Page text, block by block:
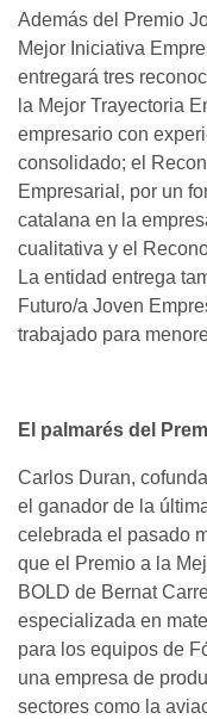
Además del Premio
Mejor Iniciativa
entregará tres
la Mejor Trayectoria
empresario con
consolidado; el
Empresarial, por un
catalana en la
cualitativa y el
La entidad entrega
Futuro/a Joven
trabajado para
El palmarés del
Carlos Duran,
el ganador de la
celebrada el pasado
que el Premio a la
BOLD de Bernat
especializada en
para los equipos de
una empresa de
sectores como la